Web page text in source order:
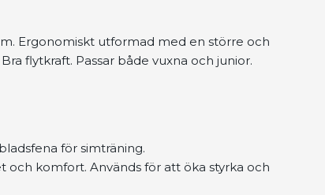
Ergonomiskt utformad med en större och
flytkraft. Passar både vuxna och junior.
för simträning.
och komfort. Används för att öka styrka och